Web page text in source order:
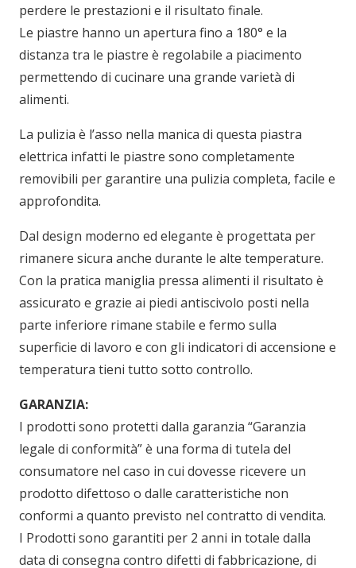
perdere le prestazioni e il risultato finale.
Le piastre hanno un apertura fino a 180° e la
distanza tra le piastre è regolabile a piacimento
permettendo di cucinare una grande varietà di
alimenti.
La pulizia è l’asso nella manica di questa piastra
elettrica infatti le piastre sono completamente
removibili per garantire una pulizia completa, facile e
approfondita.
Dal design moderno ed elegante è progettata per
rimanere sicura anche durante le alte temperature.
Con la pratica maniglia pressa alimenti il risultato è
assicurato e grazie ai piedi antiscivolo posti nella
parte inferiore rimane stabile e fermo sulla
superficie di lavoro e con gli indicatori di accensione e
temperatura tieni tutto sotto controllo.
GARANZIA:
I prodotti sono protetti dalla garanzia “Garanzia
legale di conformità” è una forma di tutela del
consumatore nel caso in cui dovesse ricevere un
prodotto difettoso o dalle caratteristiche non
conformi a quanto previsto nel contratto di vendita.
I Prodotti sono garantiti per 2 anni in totale dalla
data di consegna contro difetti di fabbricazione, di